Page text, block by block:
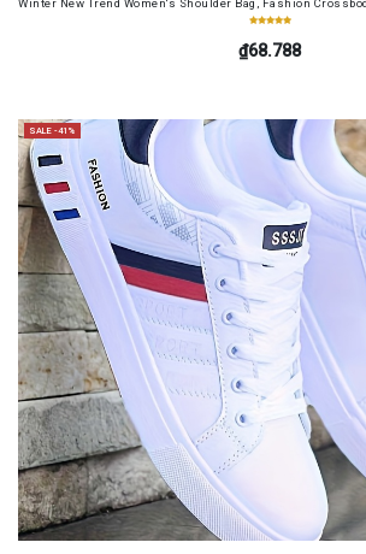
Winter New Trend Women's Shoulder Bag, Fashion
₫68.788
SALE -41%